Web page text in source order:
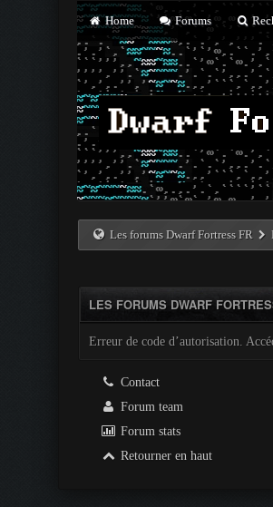
Home Forums
Les forums Dwarf Fortress FR
LES FORUMS DWARF
Erreur de code d’autorisation.
Contact
Forum team
Forum stats
Retourner en haut